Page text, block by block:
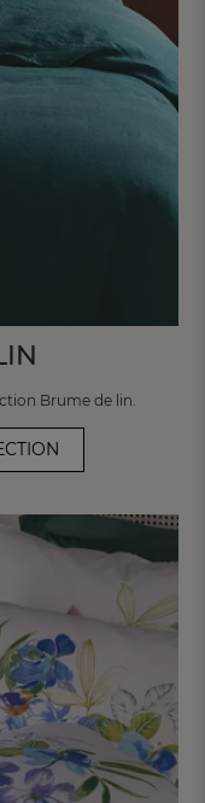
Brume de lin.